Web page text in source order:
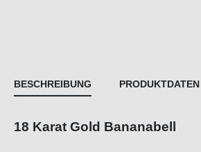
BESCHREIBUNG PRODUKTDATEN
18 Karat Gold Bananabell